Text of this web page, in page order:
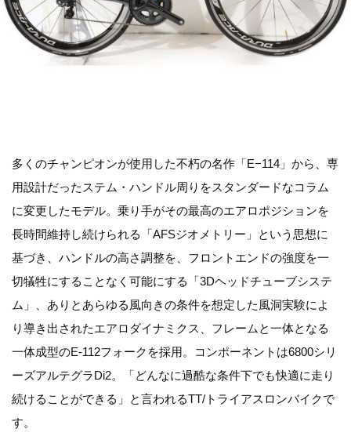
多くのチャンピオンが使用した不朽の名作「E−114」から、専
用設計だったステム・ハンドル周りをスタンダードなコラム
に変更したモデル。乗り手がその最高のエアロポジションを
長時間維持し続けられる「AFSジオメトリー」という思想に
基づき、ハンドルの高さ調整を、フロントエンドの強度を一
切犠牲にすることなく可能にする「3Dヘッドチューブシステ
ム」、ありとあらゆる風向きの条件を想定した風洞実験によ
り導き出されたエアロダイナミクス、フレームと一体となる
一体成型のE-112フォークを採用。コンポーネントは6800シリ
ーズアルテグラDi2。「どんなに過酷な条件下でも快適に走り
続けることができる」と言われるTT/トライアスロンバイクで
す。